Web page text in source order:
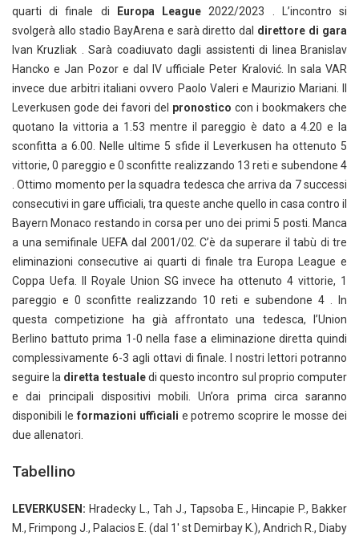
quarti di finale di
Europa League 2022/2023 . L’incontro si
svolgerà allo stadio BayArena e sarà diretto dal direttore di gara
Ivan Kruzliak . Sarà coadiuvato dagli assistenti di linea Branislav
Hancko e Jan Pozor e dal IV ufficiale Peter Kralović. In sala VAR
invece due arbitri italiani ovvero Paolo Valeri e Maurizio Mariani. Il
Leverkusen gode dei favori del pronostico con i bookmakers che
quotano la vittoria a 1.53 mentre il pareggio è dato a 4.20 e la
sconfitta a 6.00. Nelle ultime 5 sfide il Leverkusen ha ottenuto 5
vittorie, 0 pareggio e 0 sconfitte realizzando 13 reti e subendone 4
. Ottimo momento per la squadra tedesca che arriva da 7 successi
consecutivi in gare ufficiali, tra queste anche quello in casa contro il
Bayern Monaco restando in corsa per uno dei primi 5 posti. Manca
a una semifinale UEFA dal 2001/02. C’è da superare il tabù di tre
eliminazioni consecutive ai quarti di finale tra Europa League e
Coppa Uefa. Il Royale Union SG invece ha ottenuto 4 vittorie, 1
pareggio e 0 sconfitte realizzando 10 reti e subendone 4 . In
questa competizione ha già affrontato una tedesca, l’Union
Berlino battuto prima 1-0 nella fase a eliminazione diretta quindi
complessivamente 6-3 agli ottavi di finale. I nostri lettori potranno
seguire la diretta testualedi questo incontro sul proprio computer
e dai principali dispositivi mobili. Un’ora prima circa saranno
disponibili le formazioni ufficiali e potremo scoprire le mosse dei
due allenatori.
Tabellino
LEVERKUSEN: Hradecky L., Tah J., Tapsoba E., Hincapie P., Bakker
M., Frimpong J., Palacios E. (dal 1′ st Demirbay K.), Andrich R., Diaby